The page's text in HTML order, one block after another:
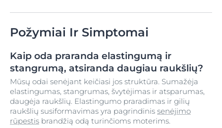
Požymiai Ir Simptomai
Kaip oda praranda elastingumą ir
stangrumą, atsiranda daugiau raukšlių?
Mūsų odai senėjant keičiasi jos struktūra. Sumažėja
elastingumas, stangrumas, švytėjimas ir atsparumas,
daugėja raukšlių. Elastingumo praradimas ir gilių
raukšlių susiformavimas yra pagrindinis senėjimo
rūpestis brandžią odą turinčioms moterims.